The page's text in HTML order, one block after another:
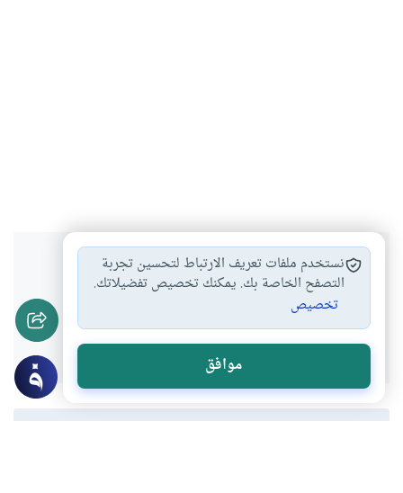
هل انتفعت بهذا المحتوى؟
نعم لا
نستخدم ملفات تعريف الارتباط لتحسين تجربة
التصفح الخاصة بك. يمكنك تخصيص تفضيلاتك.
تخصيص
موافق